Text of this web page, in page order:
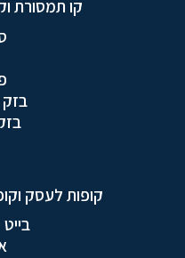
קו תמסורת
בזק
קופות לעסק
בייט